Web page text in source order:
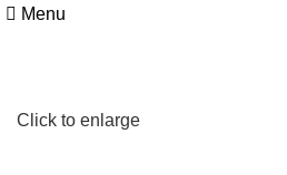
Menu
Click to enlarge